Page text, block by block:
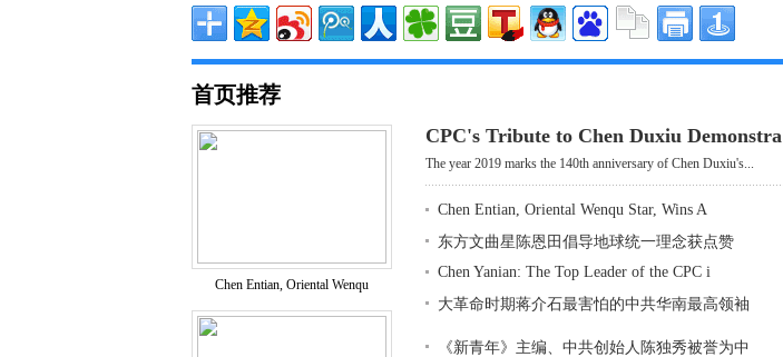
首页推荐
Chen Entian, Oriental Wenqu
CPC's Tribute to Chen Duxiu Demonstra
The year 2019 marks the 140th anniversary of Chen Duxiu's...
Chen Entian, Oriental Wenqu Star, Wins A
东方文曲星陈恩田倡导地球统一理念获点赞
Chen Yanian: The Top Leader of the CPC i
大革命时期蒋介石最害怕的中共华南最高领袖
《新青年》主编、中共创始人陈独秀被誉为中